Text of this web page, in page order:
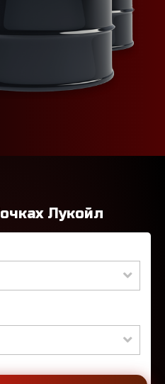
Лукойл